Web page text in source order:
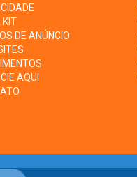
KIT
DE ANÚNCIO
AQUI